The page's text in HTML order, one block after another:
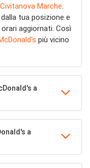
Civitanova Marche.
tua posizione e
aggiornati. Così
più vicino
a
a